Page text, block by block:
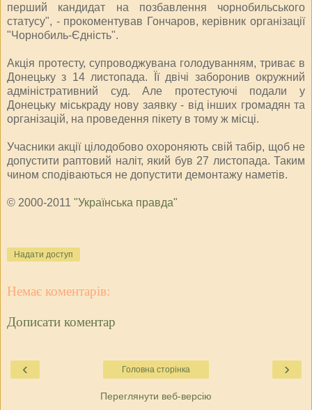
перший кандидат на позбавлення чорнобильського
статусу", - прокоментував Гончаров, керівник організації
"Чорнобиль-Єдність".
Акція протесту, супроводжувана голодуванням, триває в
Донецьку з 14 листопада. Її двічі заборонив окружний
адміністративний суд. Але протестуючі подали у
Донецьку міськраду нову заявку - від інших громадян та
організацій, на проведення пікету в тому ж місці.
Учасники акції цілодобово охороняють свій табір, щоб не
допустити раптовий наліт, який був 27 листопада. Таким
чином сподіваються не допустити демонтажу наметів.
© 2000-2011 "Українська правда"
Надати доступ
Немає коментарів:
Дописати коментар
‹ ›
Головна сторінка
Переглянути веб-версію